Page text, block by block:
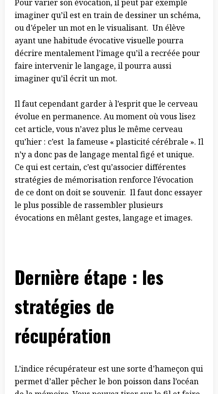
Pour varier son évocation, il peut par exemple
imaginer qu’il est en train de dessiner un schéma,
ou d’épeler un mot en le visualisant. Un élève
ayant une habitude évocative visuelle pourra
décrire mentalement l’image qu’il a recréée pour
faire intervenir le langage, il pourra aussi
imaginer qu’il écrit un mot.
Il faut cependant garder à l’esprit que le cerveau
évolue en permanence. Au moment où vous lisez
cet article, vous n’avez plus le même cerveau
qu’hier : c’est la fameuse « plasticité cérébrale ». Il
n’y a donc pas de langage mental figé et unique.
Ce qui est certain, c’est qu’associer différentes
stratégies de mémorisation renforce l’évocation
de ce dont on doit se souvenir. Il faut donc essayer
le plus possible de rassembler plusieurs
évocations en mêlant gestes, langage et images.
Dernière étape : les
stratégies de
récupération
L’indice récupérateur est une sorte d’hameçon qui
permet d’aller pêcher le bon poisson dans l’océan